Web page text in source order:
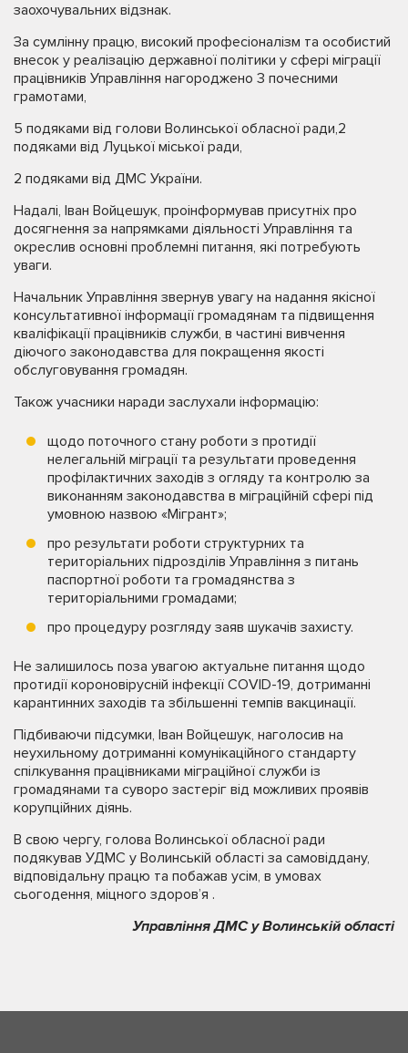
заохочувальних відзнак.
За сумлінну працю, високий професіоналізм та особистий
внесок у реалізацію державної політики у сфері міграції
працівників Управління нагороджено 3 почесними
грамотами,
5 подяками від голови Волинської обласної ради,2
подяками від Луцької міської ради,
2 подяками від ДМС України.
Надалі, Іван Войцешук, проінформував присутніх про
досягнення за напрямками діяльності Управління та
окреслив основні проблемні питання, які потребують
уваги.
Начальник Управління звернув увагу на надання якісної
консультативної інформації громадянам та підвищення
кваліфікації працівників служби, в частині вивчення
діючого законодавства для покращення якості
обслуговування громадян.
Також учасники наради заслухали інформацію:
щодо поточного стану роботи з протидії
нелегальній міграції та результати проведення
профілактичних заходів з огляду та контролю за
виконанням законодавства в міграційній сфері під
умовною назвою «Мігрант»;
про результати роботи структурних та
територіальних підрозділів Управління з питань
паспортної роботи та громадянства з
територіальними громадами;
про процедуру розгляду заяв шукачів захисту.
Не залишилось поза увагою актуальне питання щодо
протидії короновірусній інфекції COVID-19, дотриманні
карантинних заходів та збільшенні темпів вакцинації.
Підбиваючи підсумки, Іван Войцешук, наголосив на
неухильному дотриманні комунікаційного стандарту
спілкування працівниками міграційної служби із
громадянами та суворо застеріг від можливих проявів
корупційних діянь.
В свою чергу, голова Волинської обласної ради
подякував УДМС у Волинській області за самовіддану,
відповідальну працю та побажав усім, в умовах
сьогодення, міцного здоров’я .
Управління ДМС у Волинській області